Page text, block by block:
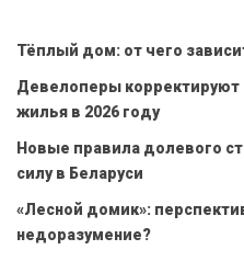
Тёплый дом: от чего
Девелоперы корректируют
жилья в 2026 году
Новые правила долевого
силу в Беларуси
«Лесной домик»:
недоразумение?